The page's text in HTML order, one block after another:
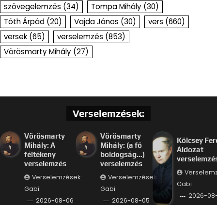
szövegelemzés (34) Tompa Mihály (30)
Tóth Árpád (20) Vajda János (30) vers (660)
versek (65) verselemzés (853)
Vörösmarty Mihály (27)
Verselemzések:
Vörösmarty
Mihály: A
féltékeny
verselemzés
Verselemzések
Gabi
2026-08-06
Vörösmarty
Mihály: (a fő
boldogság…)
verselemzés
Verselemzések
Gabi
2026-08-05
Kölcsey
Áldozat
Gabi
2026-